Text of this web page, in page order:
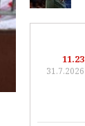
11.23
31.7.2026